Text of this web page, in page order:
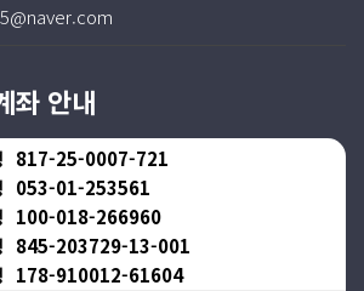
좌 안내
817-25-0007-721
053-01-253561
100-018-266960
845-203729-13-001
178-910012-61604